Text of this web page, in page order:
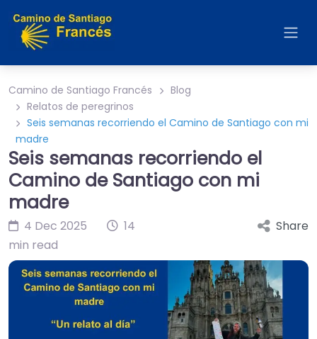
Camino de Santiago Francés
Blog
Relatos de peregrinos
Seis semanas recorriendo el Camino de Santiago con mi
madre
Seis semanas recorriendo el
Camino de Santiago con mi
madre
4 Dec 2025
14
min read
Share